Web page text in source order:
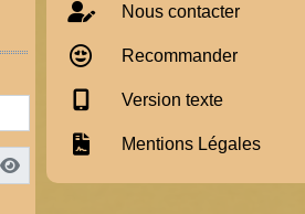
Nous contacter
Recommander
Version texte
Mentions Légales